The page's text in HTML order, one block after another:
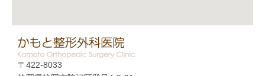
〒422-8033